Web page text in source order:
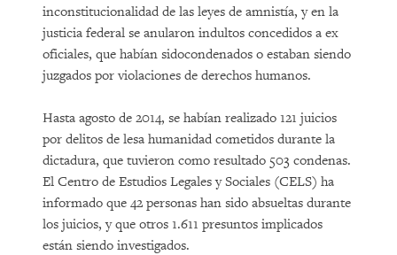
inconstitucionalidad de las leyes de amnistía, y en la
justicia federal se anularon indultos concedidos a ex
oficiales, que habían sidocondenados o estaban siendo
juzgados por violaciones de derechos humanos.
Hasta agosto de 2014, se habían realizado 121 juicios
por delitos de lesa humanidad cometidos durante la
dictadura, que tuvieron como resultado 503 condenas.
El Centro de Estudios Legales y Sociales (CELS) ha
informado que 42 personas han sido absueltas durante
los juicios, y que otros 1.611 presuntos implicados
están siendo investigados.